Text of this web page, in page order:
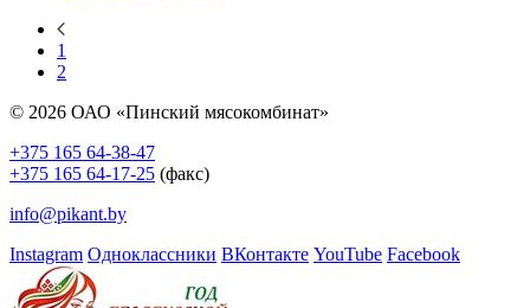
1
2
© 2026 ОАО «Пинский мясокомбинат»
+375 165 64-38-47
+375 165 64-17-25 (факс)
info@pikant.by
Instagram Одноклассники ВКонтакте YouTube Facebook